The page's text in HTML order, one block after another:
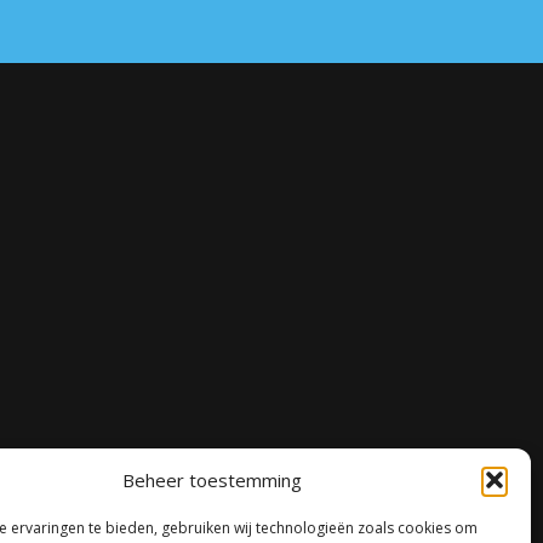
Beheer toestemming
ervaringen te bieden, gebruiken wij technologieën zoals cookies om